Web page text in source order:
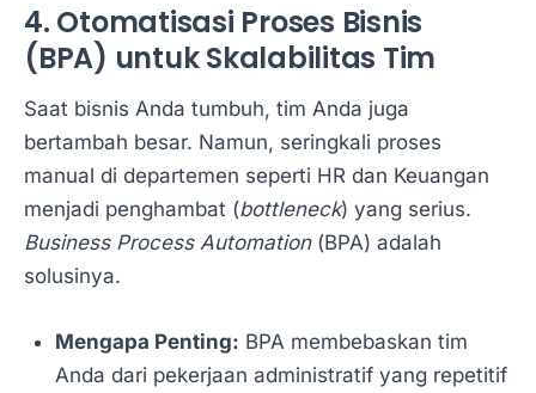
4. Otomatisasi Proses Bisnis
(BPA) untuk Skalabilitas Tim
Saat bisnis Anda tumbuh, tim Anda juga
bertambah besar. Namun, seringkali proses
manual di departemen seperti HR dan Keuangan
menjadi penghambat (bottleneck) yang serius.
Business Process Automation(BPA) adalah
solusinya.
Mengapa Penting: BPA membebaskan tim
Anda dari pekerjaan administratif yang repetitif